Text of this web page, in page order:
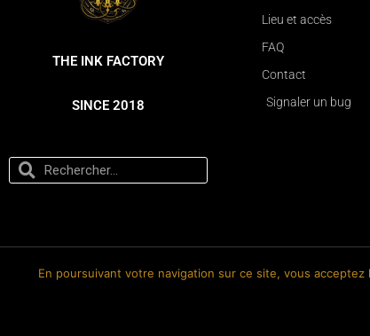
THE INK FACTORY
SINCE 2018
Lieu et accès
FAQ
Contact
Signaler un bug
En poursuivant votre navigation sur ce site, vous